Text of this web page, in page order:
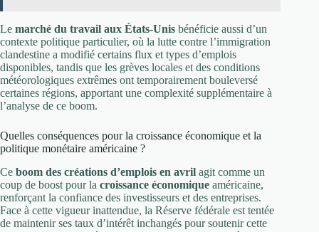
Le marché du travail aux États-Unis bénéficie aussi d’un
contexte politique particulier, où la lutte contre l’immigration
clandestine a modifié certains flux et types d’emplois
disponibles, tandis que les grèves locales et des conditions
météorologiques extrêmes ont temporairement bouleversé
certaines régions, apportant une complexité supplémentaire à
l’analyse de ce boom.
Quelles conséquences pour la croissance économique et la
politique monétaire américaine ?
Ce boom des créations d’emplois en avril agit comme un
coup de boost pour la croissance économique américaine,
renforçant la confiance des investisseurs et des entreprises.
Face à cette vigueur inattendue, la Réserve fédérale est tentée
de maintenir ses taux d’intérêt inchangés pour soutenir cette